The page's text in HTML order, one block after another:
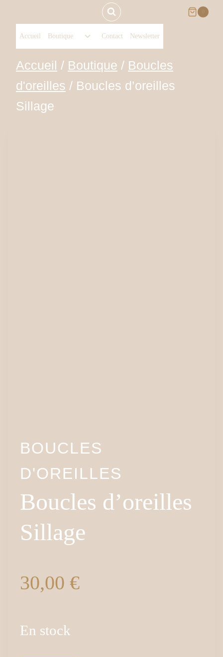
contenu
Accueil Boutique
Ouvrir/fermer
enfant
Contact Newsletter
Accueil / Boutique / Boucles
d'oreilles / Boucles d’oreilles
Sillage
BOUCLES
D'OREILLES
Boucles d’oreilles
Sillage
30,00 €
En stock